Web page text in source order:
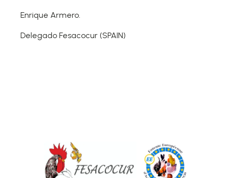
Enrique Armero.
Delegado Fesacocur (SPAIN)